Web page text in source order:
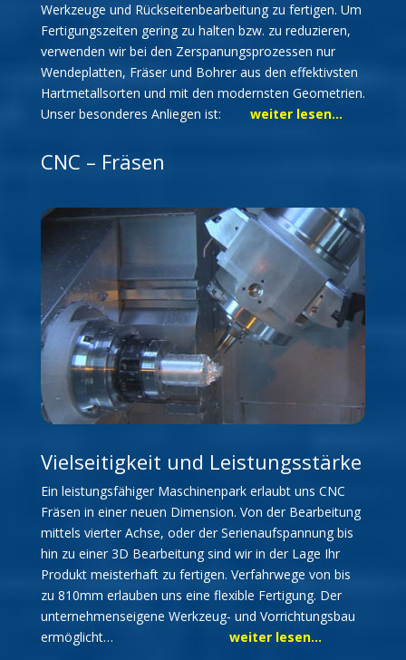
Werkzeuge und Rückseitenbearbeitung zu fertigen. Um
Fertigungszeiten gering zu halten bzw. zu reduzieren,
verwenden wir bei den Zerspanungsprozessen nur
Wendeplatten, Fräser und Bohrer aus den effektivsten
Hartmetallsorten und mit den modernsten Geometrien.
Unser besonderes Anliegen ist: weiter lesen…
CNC – Fräsen
Vielseitigkeit und Leistungsstärke
Ein leistungsfähiger Maschinenpark erlaubt uns CNC
Fräsen in einer neuen Dimension. Von der Bearbeitung
mittels vierter Achse, oder der Serienaufspannung bis
hin zu einer 3D Bearbeitung sind wir in der Lage Ihr
Produkt meisterhaft zu fertigen. Verfahrwege von bis
zu 810mm erlauben uns eine flexible Fertigung. Der
unternehmenseigene Werkzeug- und Vorrichtungsbau
ermöglicht… weiter lesen…